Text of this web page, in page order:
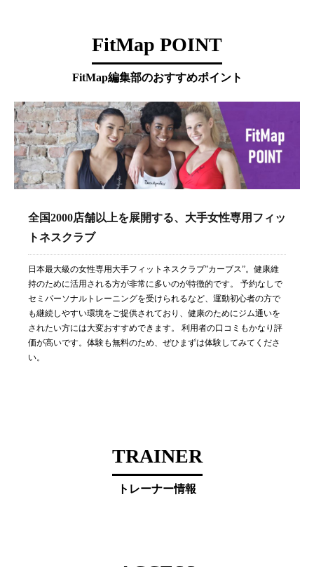
FitMap POINT
FitMap編集部のおすすめポイント
全国2000店舗以上を展開する、大手女性専用フィッ
トネスクラブ
日本最大級の女性専用大手フィットネスクラブ”カーブス”。健康維
持のために活用される方が非常に多いのが特徴的です。 予約なしで
セミパーソナルトレーニングを受けられるなど、運動初心者の方で
も継続しやすい環境をご提供されており、健康のためにジム通いを
されたい方には大変おすすめできます。 利用者の口コミもかなり評
価が高いです。体験も無料のため、ぜひまずは体験してみてくださ
い。
TRAINER
トレーナー情報